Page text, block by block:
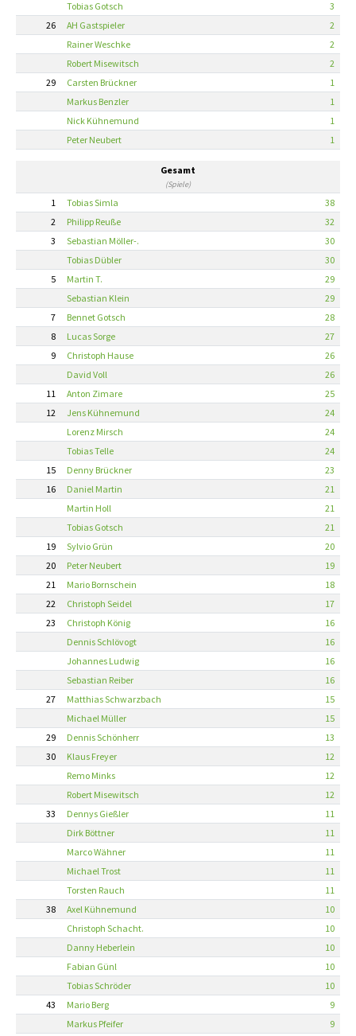
Tobias Gotsch
3
26
AH Gastspieler
2
Rainer Weschke
2
Robert Misewitsch
2
29
Carsten Brückner
1
Markus Benzler
1
Nick Kühnemund
1
Peter Neubert
1
Gesamt
(Spiele)
1 Tobias Simla
38
2
Philipp Reuße
32
3
Sebastian Möller-.
30
Tobias Dübler
30
5
Martin T.
29
Sebastian Klein
29
7
Bennet Gotsch
28
8
Lucas Sorge
27
9
Christoph Hause
26
David Voll
26
11
Anton Zimare
25
12
Jens Kühnemund
24
Lorenz Mirsch
24
Tobias Telle
24
15
Denny Brückner
23
16
Daniel Martin
21
Martin Holl
21
Tobias Gotsch
21
19
Sylvio Grün
20
20
Peter Neubert
19
21
Mario Bornschein
18
22
Christoph Seidel
17
23
Christoph König
16
Dennis Schlövogt
16
Johannes Ludwig
16
Sebastian Reiber
16
27
Matthias Schwarzbach
15
Michael Müller
15
29
Dennis Schönherr
13
30
Klaus Freyer
12
Remo Minks
12
Robert Misewitsch
12
33
Dennys Gießler
11
Dirk Böttner
11
Marco Wähner
11
Michael Trost
11
Torsten Rauch
11
38
Axel Kühnemund
10
Christoph Schacht.
10
Danny Heberlein
10
Fabian Günl
10
Tobias Schröder
10
43
Mario Berg
9
Markus Pfeifer
9